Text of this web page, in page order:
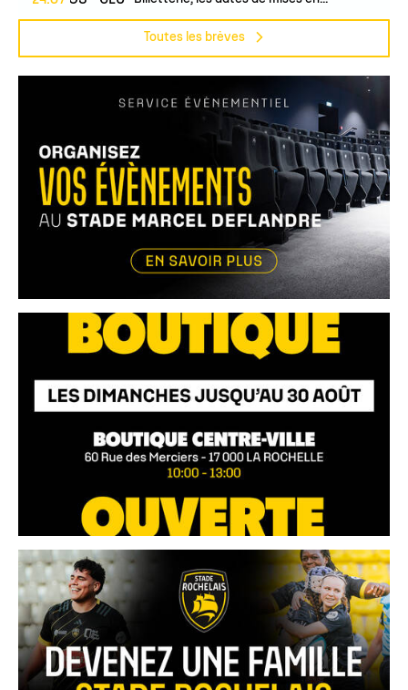
Toutes les brèves